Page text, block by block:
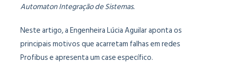
Automaton Integração de Sistemas.
Neste artigo, a Engenheira Lúcia Aguilar aponta os
principais motivos que acarretam falhas em redes
Profibus e apresenta um case específico.